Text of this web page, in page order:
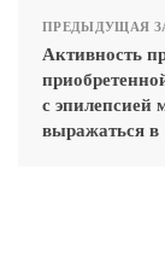
ПРЕДЫДУЩАЯ
Активность
с эпилепсией
выражаться в